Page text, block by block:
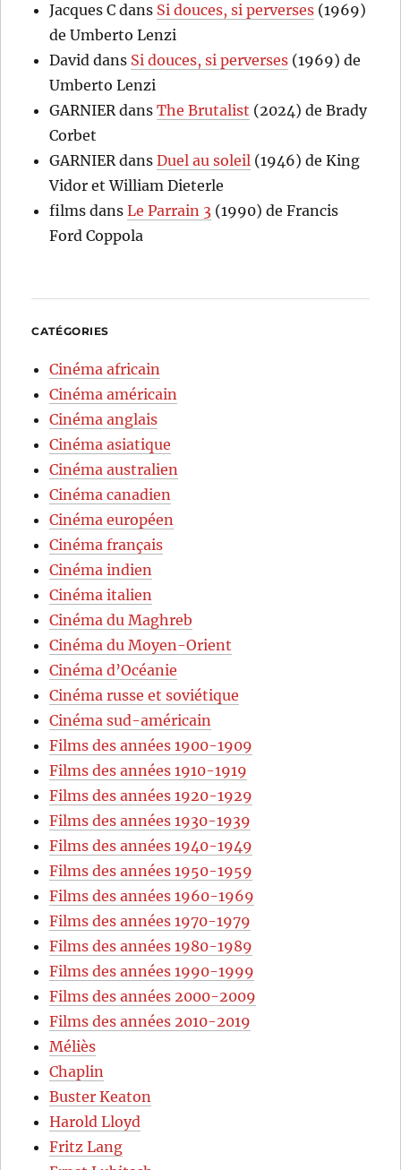
Jacques C dans Si douces, si perverses (1969)
de Umberto Lenzi
David dans Si douces, si perverses (1969) de
Umberto Lenzi
GARNIERdansThe Brutalist (2024) de Brady
Corbet
GARNIERdansDuel au soleil (1946) de King
Vidor et William Dieterle
films dansLe Parrain 3 (1990) de Francis
Ford Coppola
CATÉGORIES
Cinéma africain
Cinéma américain
Cinéma anglais
Cinéma asiatique
Cinéma australien
Cinéma canadien
Cinéma européen
Cinéma français
Cinéma indien
Cinéma italien
Cinéma du Maghreb
Cinéma du Moyen-Orient
Cinéma d’Océanie
Cinéma russe et soviétique
Cinéma sud-américain
Films des années 1900-1909
Films des années 1910-1919
Films des années 1920-1929
Films des années 1930-1939
Films des années 1940-1949
Films des années 1950-1959
Films des années 1960-1969
Films des années 1970-1979
Films des années 1980-1989
Films des années 1990-1999
Films des années 2000-2009
Films des années 2010-2019
Méliès
Chaplin
Buster Keaton
Harold Lloyd
Fritz Lang